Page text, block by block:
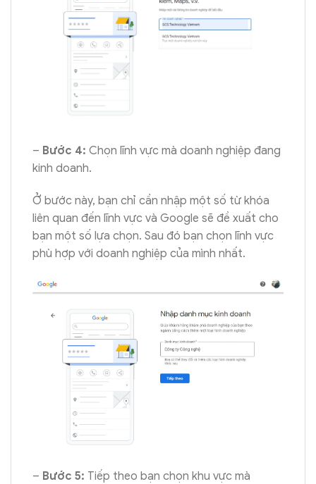
– Bước 4: Chọn lĩnh vực mà doanh nghiệp đang
kinh doanh.
Ở bước này, bạn chỉ cần nhập một số từ khóa
liên quan đến lĩnh vực và Google sẽ đề xuất cho
bạn một số lựa chọn. Sau đó bạn chọn lĩnh vực
phù hợp với doanh nghiệp của mình nhất.
– Bước 5: Tiếp theo bạn chọn khu vực mà